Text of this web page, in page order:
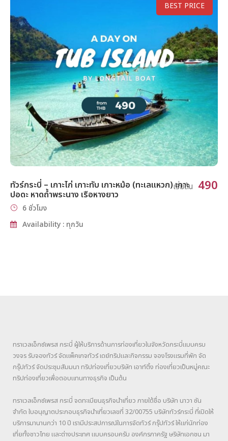
BEST PRICE
ทัวร์กระบี่ – เกาะไก่ เกาะทับ เกาะหม้อ (ทะเลแหวก) เกาะ
ปอดะ หาดถ้ำพระนาง เรือหางยาว
เริ่มต้น 490
6 ชั่วโมง
Availability : ทุกวัน
ทราเวลเอ็กซ์เพรส กระบี่ ผู้ให้บริการด้านการท่องเที่ยวในจังหวัดกระบี่แบบครบ
วงจร รับจองทัวร์ จัดแพ็คเกจทัวร์ เดย์ทริปและกิจกรรม จองโรงแรมที่พัก จัด
กรุ๊ปทัวร์ จัดประชุมสัมมนา ทริปท่องเที่ยวบริษัท เอาท์ติ้ง ท่องเที่ยวเป็นหมู่คณะ
ทริปท่องเที่ยวเพื่อตอบแทนทางธุรกิจ เป็นต้น
ทราเวลเอ็กซ์เพรส กระบี่ จดทะเบียนธุรกิจนำเที่ยว ภายใต้ชื่อ บริษัท นาวา ซัน
จำกัด ใบอนุญาตประกอบธุรกิจนำเที่ยวเลขที่ 32/00755 บริษัททัวร์กระบี่ ที่เปิดให้
บริการมานานกว่า 10 ปี เรามีประสปการณ์ในการจัดทัวร์ กรุ๊ปทัวร์ ให้แก่นักท่อง
เที่ยทั้งชาวไทย และต่างประเทศ แบบครอบครับ องค์กรภาครัฐ ษริษัทเอกชน มา